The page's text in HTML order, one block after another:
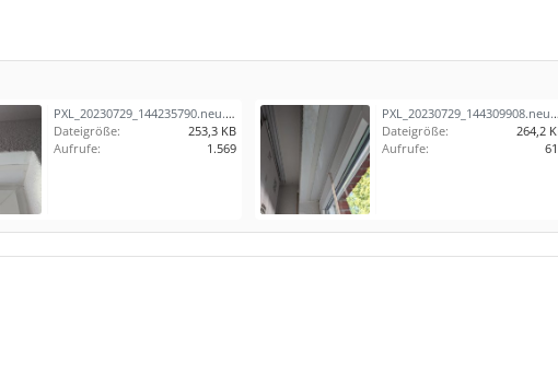
PXL_20230729_144235790.neu.jpg
Dateigröße:
253,3 KB
Aufrufe:
1.569
Dateigröße:
264,2
Aufrufe: